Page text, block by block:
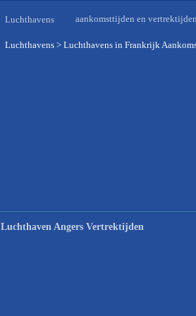
Luchthavens aankomsttijden en
Luchthavens > Luchthavens in Frankrijk
Luchthaven Angers Vertrektijden